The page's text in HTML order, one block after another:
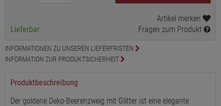
Lieferbar
Artikel merken
Fragen zum Produkt
INFORMATIONEN ZU UNSEREN LIEFERFRISTEN
INFORMATION ZUR PRODUKTSICHERHEIT
Produktbeschreibung
Der goldene Deko-Beerenzweig mit Glitter ist eine elegante